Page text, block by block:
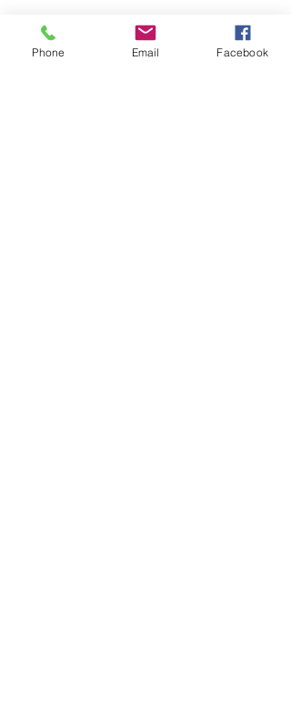
Phone Email Facebook